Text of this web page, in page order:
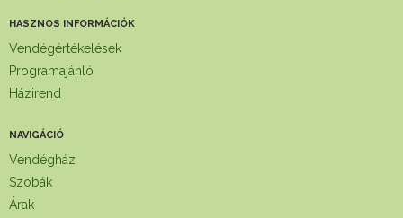
HASZNOS INFORMÁCIÓK
Vendégértékelések
Programajánló
Házirend
NAVIGÁCIÓ
Vendégház
Szobák
Árak